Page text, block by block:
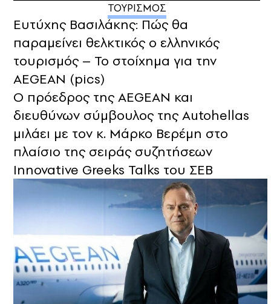
ΤΟΥΡΙΣΜΟΣ
Ευτύχης Βασιλάκης: Πώς θα
παραμείνει θελκτικός ο ελληνικός
τουρισμός – To στοίχημα για την
AEGEAN (pics)
O πρόεδρος της AEGEAN και
διευθύνων σύμβουλος της Autohellas
μιλάει με τον κ. Μάρκο Βερέμη στο
πλαίσιο της σειράς συζητήσεων
Innovative Greeks Talks του ΣΕΒ